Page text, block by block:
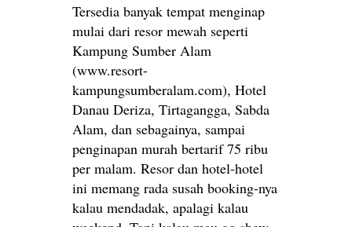
Tersedia banyak tempat menginap
mulai dari resor mewah seperti
Kampung Sumber Alam
(www.resort-
kampungsumberalam.com), Hotel
Danau Deriza, Tirtagangga, Sabda
Alam, dan sebagainya, sampai
penginapan murah bertarif 75 ribu
per malam. Resor dan hotel-hotel
ini memang rada susah booking-nya
kalau mendadak, apalagi kalau